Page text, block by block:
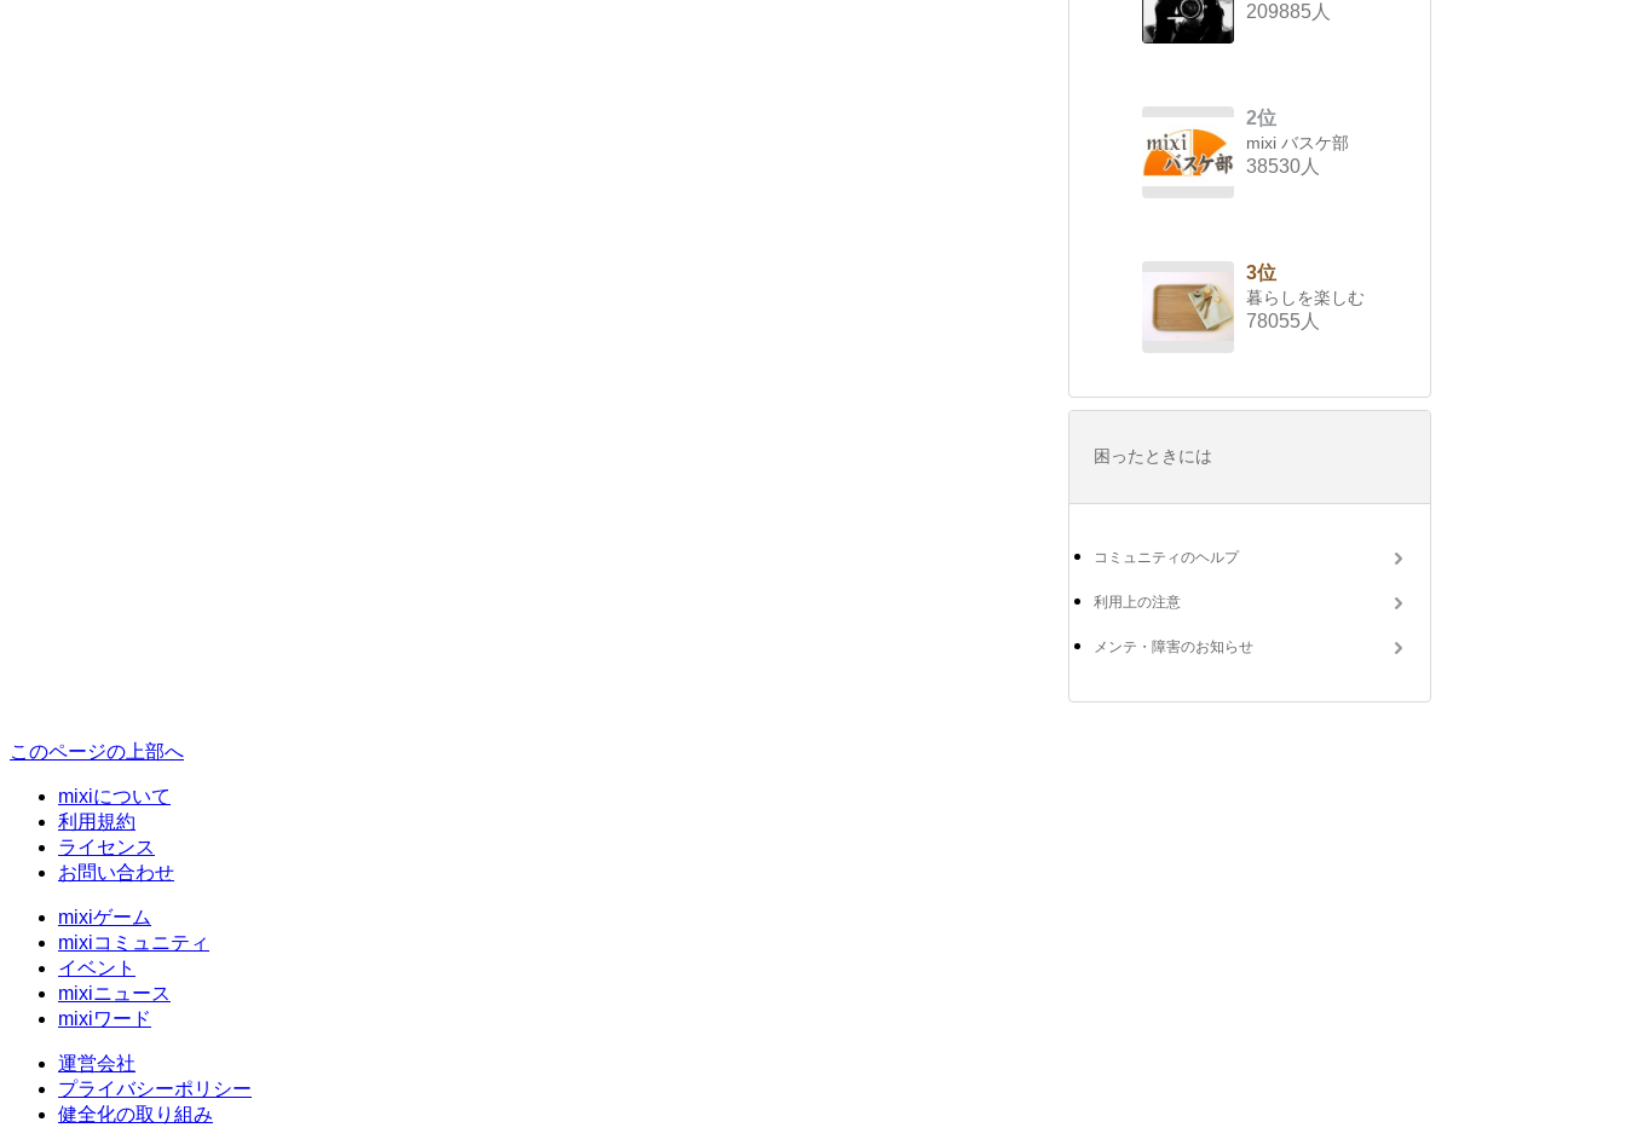
209885人
2位
mixi バスケ部
38530人
3位
暮らしを楽しむ
78055人
困ったときには
コミュニティのヘルプ
利用上の注意
メンテ・障害のお知らせ
このページの上部へ
mixiについて
利用規約
ライセンス
お問い合わせ
mixiゲーム
mixiコミュニティ
イベント
mixiニュース
mixiワード
運営会社
プライバシーポリシー
健全化の取り組み